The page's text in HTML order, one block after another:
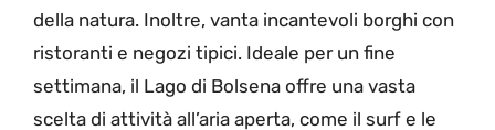
della natura. Inoltre, vanta incantevoli borghi con
ristoranti e negozi tipici. Ideale per un fine
settimana, il Lago di Bolsena offre una vasta
scelta di attività all’aria aperta, come il surf e le